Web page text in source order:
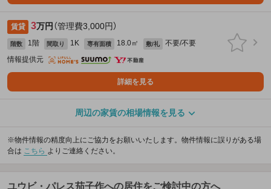
賃貸 3万円 （管理費3,000円）
階数 1階 間取り 1K 専有面積 18.0㎡ 敷/礼
不要/不要
情報提供元
詳細を見る
周辺の家賃の相場情報を見る
※物件情報の精度向上にご協力をお願いいたします。物件情報に誤りがある場
合は こちら よりご連絡ください。
ユウビ・パレス茄子作への居住をご検討中の方へ